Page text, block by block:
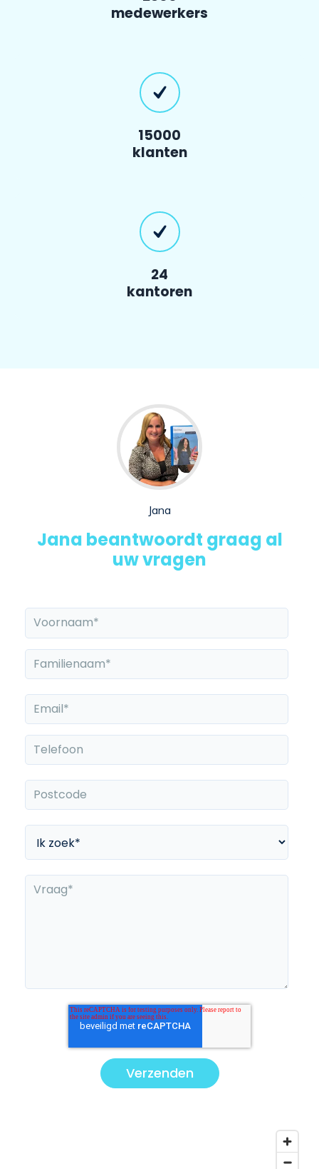
medewerkers
15000
klanten
24
kantoren
Jana
Jana beantwoordt graag al
uw vragen